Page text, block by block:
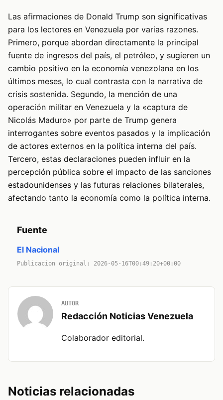
Las afirmaciones de Donald Trump son significativas
para los lectores en Venezuela por varias razones.
Primero, porque abordan directamente la principal
fuente de ingresos del país, el petróleo, y sugieren un
cambio positivo en la economía venezolana en los
últimos meses, lo cual contrasta con la narrativa de
crisis sostenida. Segundo, la mención de una
operación militar en Venezuela y la «captura de
Nicolás Maduro» por parte de Trump genera
interrogantes sobre eventos pasados y la implicación
de actores externos en la política interna del país.
Tercero, estas declaraciones pueden influir en la
percepción pública sobre el impacto de las sanciones
estadounidenses y las futuras relaciones bilaterales,
afectando tanto la economía como la política interna.
Fuente
El Nacional
Publicacion original: 2026-05-16T00:49:20+00:00
AUTOR
Redacción Noticias Venezuela
Colaborador editorial.
Noticias relacionadas